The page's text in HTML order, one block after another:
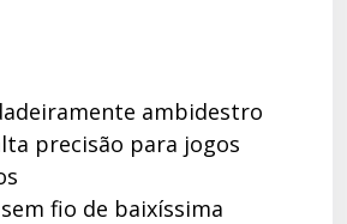
ambidestro
precisão para jogos
fio de baixíssima